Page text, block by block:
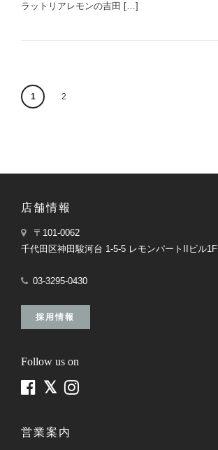
ラットリアレモンの吉田 […]
1 2
店舗情報
〒101-0062
千代田区神田駿河台 1-5-5 レモンパートIIビル1F
03-3295-0430
採用情報
Follow us on
営業案内